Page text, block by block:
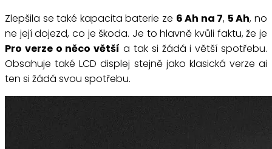
Zlepšila se také kapacita baterie ze 6 Ah na 7, 5 Ah, no
ne její dojezd, co je škoda. Je to hlavně kvůli faktu, že je
Pro verze o něco větší a tak si žádá i větší spotřebu.
Obsahuje také LCD displej stejně jako klasická verze ai
ten si žádá svou spotřebu.